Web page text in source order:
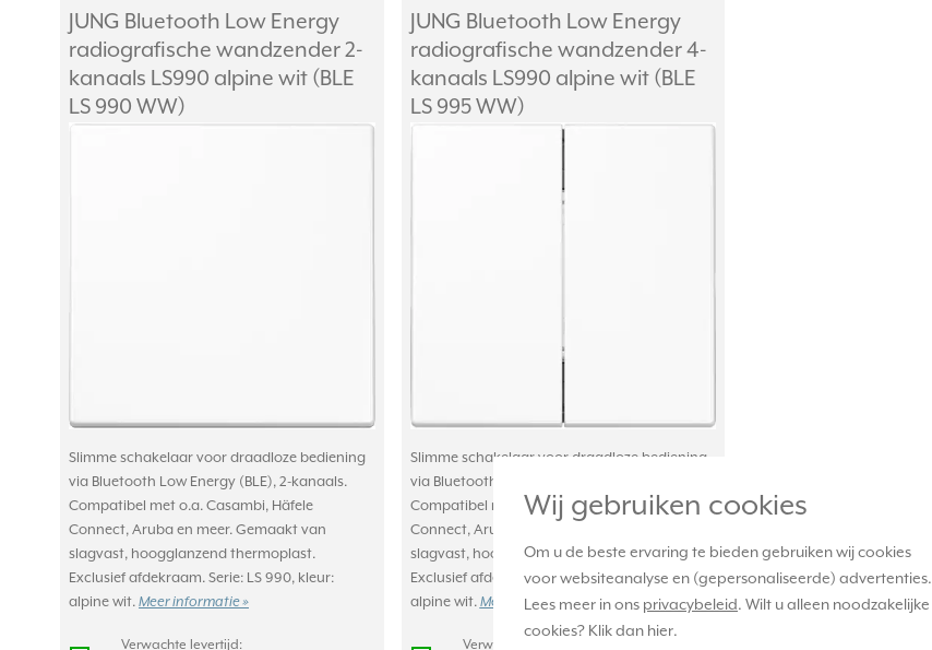
Wij gebruiken cookies
Om u de beste ervaring te bieden gebruiken wij cookies
voor websiteanalyse en (gepersonaliseerde) advertenties.
Lees meer in ons privacybeleid. Wilt u alleen noodzakelijke
cookies? Klik dan hier.
JUNG Bluetooth Low Energy
radiografische wandzender 2-
kanaals LS990 alpine wit (BLE
LS 990 WW)
Slimme schakelaar voor draadloze bediening
via Bluetooth Low Energy (BLE), 2-kanaals.
Compatibel met o.a. Casambi, Häfele
Connect, Aruba en meer. Gemaakt van
slagvast, hoogglanzend thermoplast.
Exclusief afdekraam. Serie: LS 990, kleur:
alpine wit. Meer informatie »
Verwachte levertijd:
JUNG Bluetooth Low Energy
radiografische wandzender 4-
kanaals LS990 alpine wit (BLE
LS 995 WW)
Slimme schakelaar voor draadloze bediening
via Bluetooth Low Energy (BLE), 4-kanaals.
Compatibel met o.a. Casambi, Häfele
Connect, Aruba en meer. Gemaakt van
slagvast, hoogglanzend thermoplast.
Exclusief afdekraam. Serie: LS 990, kleur:
alpine wit. Meer informatie »
Verwachte levertijd: